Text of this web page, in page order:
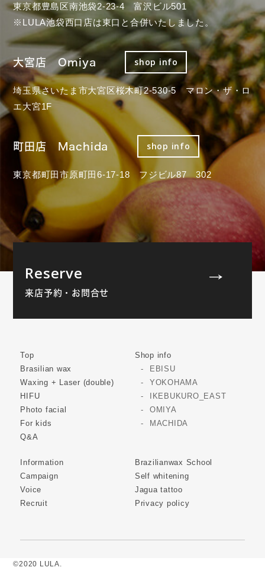
東京都豊島区南池袋2-23-4 富沢ビル501
※LULA池袋西口店は東口と合併いたしました。
大宮店 Omiya shop info
埼玉県さいたま市大宮区桜木町2-530-5 マロン・ザ・ロ
エ大宮1F
町田店 Machida shop info
東京都町田市原町田6-17-18 フジビル87 302
Reserve
来店予約・お問合せ
Top
Brasilian wax
Waxing + Laser (double)
HIFU
Photo facial
For kids
Q&A
Shop info
EBISU
YOKOHAMA
IKEBUKURO_EAST
OMIYA
MACHIDA
Information
Campaign
Voice
Recruit
Brazilianwax School
Self whitening
Jagua tattoo
Privacy policy
©2020 LULA.